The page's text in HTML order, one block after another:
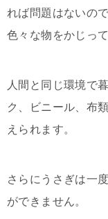
れば問題はないの
色々な物をかじっ
人間と同じ環境で
ク、ビニール、布
えられます。
さらにうさぎは一
ができません。